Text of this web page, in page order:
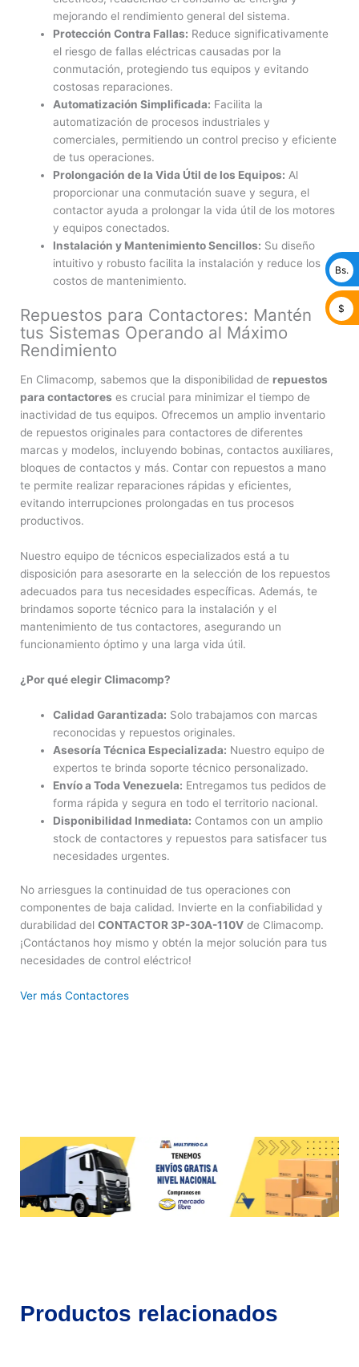
mejorando el rendimiento general del sistema.
Protección Contra Fallas: Reduce significativamente
el riesgo de fallas eléctricas causadas por la
conmutación, protegiendo tus equipos y evitando
costosas reparaciones.
Automatización Simplificada: Facilita la
automatización de procesos industriales y
comerciales, permitiendo un control preciso y eficiente
de tus operaciones.
Prolongación de la Vida Útil de los Equipos: Al
proporcionar una conmutación suave y segura, el
contactor ayuda a prolongar la vida útil de los motores
y equipos conectados.
Instalación y Mantenimiento Sencillos: Su diseño
intuitivo y robusto facilita la instalación y reduce los
costos de mantenimiento.
Repuestos para Contactores: Mantén
tus Sistemas Operando al Máximo
Rendimiento
En Climacomp, sabemos que la disponibilidad de repuestos
para contactores es crucial para minimizar el tiempo de
inactividad de tus equipos. Ofrecemos un amplio inventario
de repuestos originales para contactores de diferentes
marcas y modelos, incluyendo bobinas, contactos auxiliares,
bloques de contactos y más. Contar con repuestos a mano
te permite realizar reparaciones rápidas y eficientes,
evitando interrupciones prolongadas en tus procesos
productivos.
Nuestro equipo de técnicos especializados está a tu
disposición para asesorarte en la selección de los repuestos
adecuados para tus necesidades específicas. Además, te
brindamos soporte técnico para la instalación y el
mantenimiento de tus contactores, asegurando un
funcionamiento óptimo y una larga vida útil.
¿Por qué elegir Climacomp?
Calidad Garantizada: Solo trabajamos con marcas
reconocidas y repuestos originales.
Asesoría Técnica Especializada: Nuestro equipo de
expertos te brinda soporte técnico personalizado.
Envío a Toda Venezuela: Entregamos tus pedidos de
forma rápida y segura en todo el territorio nacional.
Disponibilidad Inmediata: Contamos con un amplio
stock de contactores y repuestos para satisfacer tus
necesidades urgentes.
No arriesgues la continuidad de tus operaciones con
componentes de baja calidad. Invierte en la confiabilidad y
durabilidad del CONTACTOR 3P-30A-110V de Climacomp.
¡Contáctanos hoy mismo y obtén la mejor solución para tus
necesidades de control eléctrico!
Ver más Contactores
Productos relacionados
Bs.
$